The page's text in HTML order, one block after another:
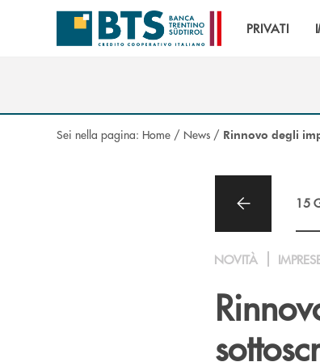
Salta al contenuto principale
PRIVATI
Sei nella pagina: Home / News / Rinnovo degli
15
NOVITÀ